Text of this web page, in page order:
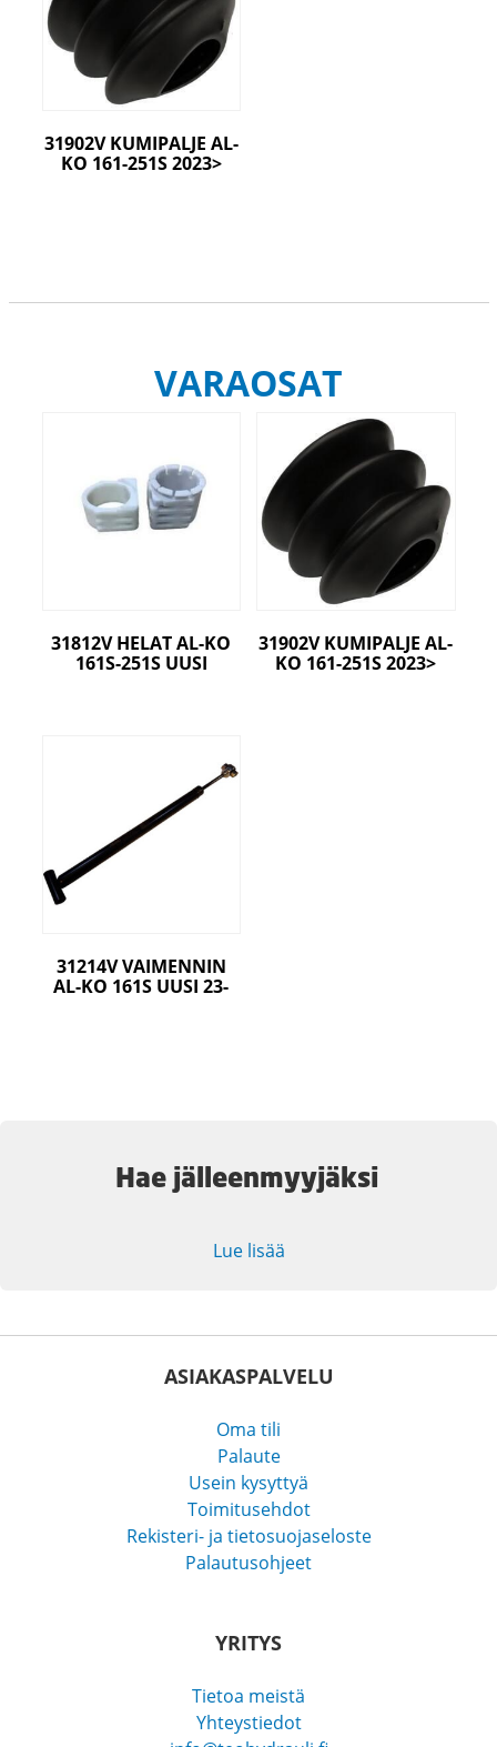
31902V KUMIPALJE AL-
KO 161-251S 2023>
VARAOSAT
31812V HELAT AL-KO
161S-251S UUSI
31902V KUMIPALJE AL-
KO 161-251S 2023>
31214V VAIMENNIN
AL-KO 161S UUSI 23-
Hae jälleenmyyjäksi
Lue lisää
ASIAKASPALVELU
Oma tili
Palaute
Usein kysyttyä
Toimitusehdot
Rekisteri- ja tietosuojaseloste
Palautusohjeet
YRITYS
Tietoa meistä
Yhteystiedot